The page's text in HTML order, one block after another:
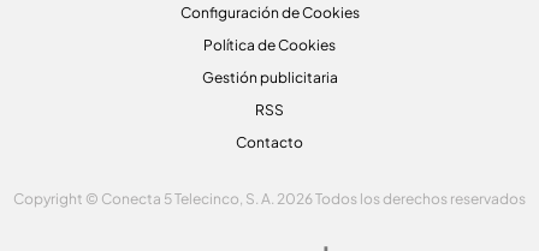
Configuración de Cookies
Política de Cookies
Gestión publicitaria
RSS
Contacto
Copyright © Conecta 5 Telecinco, S. A. 2026 Todos los derechos reservados